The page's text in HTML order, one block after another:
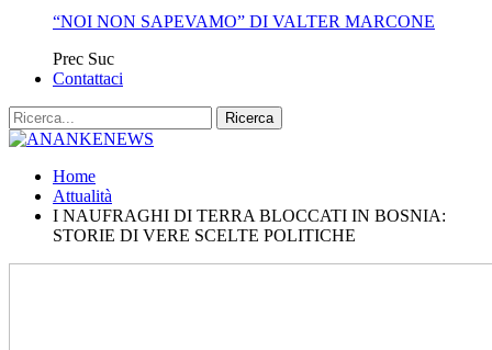
“NOI NON SAPEVAMO” DI VALTER MARCONE
Prec Suc
Contattaci
Home
Attualità
I NAUFRAGHI DI TERRA BLOCCATI IN BOSNIA:
STORIE DI VERE SCELTE POLITICHE